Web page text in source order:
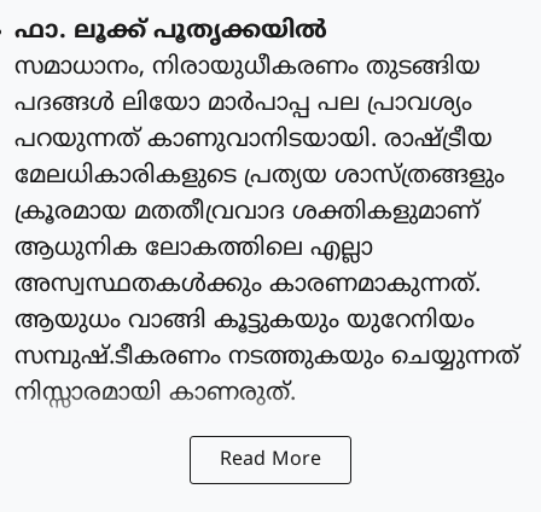
ഫാ. ലൂക്ക് പൂതൃക്കയിൽ
സമാധാനം, നിരായുധീകരണം തുടങ്ങിയ
പദങ്ങൾ ലിയോ മാർപാപ്പ പല പ്രാവശ്യം
പറയുന്നത് കാണുവാനിടയായി. രാഷ്ട്രീയ
മേലധികാരികളുടെ പ്രത്യയ ശാസ്ത്രങ്ങളും
ക്രൂരമായ മതതീവ്രവാദ ശക്തികളുമാണ്
ആധുനിക ലോകത്തിലെ എല്ലാ
അസ്വസ്ഥതകൾക്കും കാരണമാകുന്നത്.
ആയുധം വാങ്ങി കൂട്ടുകയും യുറേനിയം
സമ്പുഷ്.ടീകരണം നടത്തുകയും ചെയ്യുന്നത്
നിസ്സാരമായി കാണരുത്.
Read More